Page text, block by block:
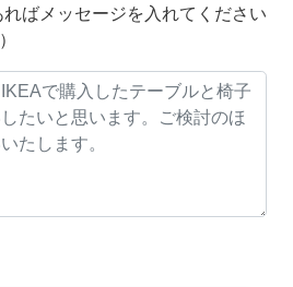
ばメッセージを入れてください